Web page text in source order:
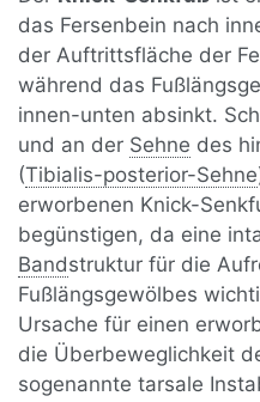
das Fersenbein nach
der Auftrittsfläche der
während das
innen-unten absinkt.
und an der Sehne des
(Tibialis-posterior-Sehne
erworbenen Knick-
begünstigen, da eine
Bandstruktur für die
Fußlängsgewölbes
Ursache für einen
die Überbeweglichkeit
sogenannte tarsale